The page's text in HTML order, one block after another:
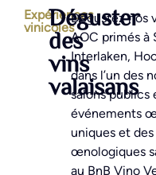
Expériences
vinicolesDéguster
des
vins
valaisans
Dégustez nos
AOC primés à
Interlaken,
dans l’un des
salons publics
événements
uniques et
œnologiques
au BnB Vino